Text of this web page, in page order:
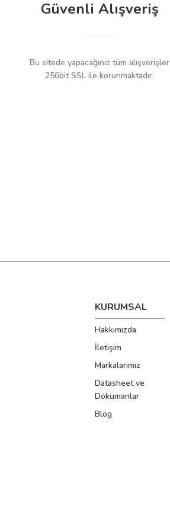
Bireysel Ambalaj
Koli Ağırlığı
Güvenli Alışveriş
Bu sitede yapacağınız tüm alışverişler
256bit SSL ile korunmaktadır.
KURUMSAL
Hakkımızda
İletişim
Markalarımız
Datasheet ve
Dökümanlar
Blog